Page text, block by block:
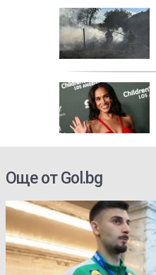
Още от Gol.bg